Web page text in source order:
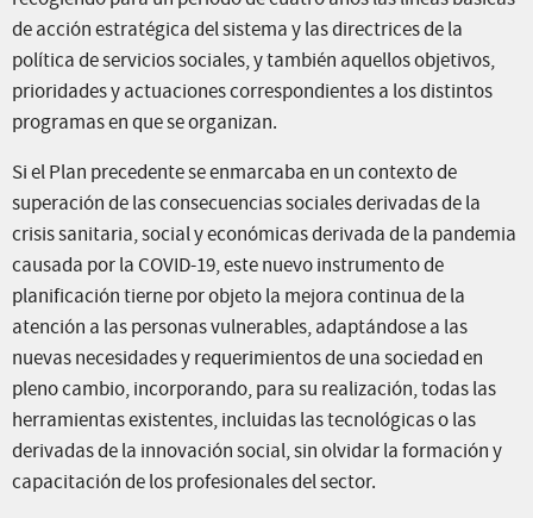
de acción estratégica del sistema y las directrices de la
política de servicios sociales, y también aquellos objetivos,
prioridades y actuaciones correspondientes a los distintos
programas en que se organizan.
Si el Plan precedente se enmarcaba en un contexto de
superación de las consecuencias sociales derivadas de la
crisis sanitaria, social y económicas derivada de la pandemia
causada por la COVID-19, este nuevo instrumento de
planificación tierne por objeto la mejora continua de la
atención a las personas vulnerables, adaptándose a las
nuevas necesidades y requerimientos de una sociedad en
pleno cambio, incorporando, para su realización, todas las
herramientas existentes, incluidas las tecnológicas o las
derivadas de la innovación social, sin olvidar la formación y
capacitación de los profesionales del sector.